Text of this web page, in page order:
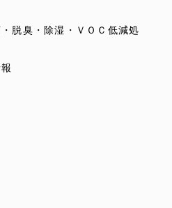
脱臭・除湿・ＶＯＣ低減処